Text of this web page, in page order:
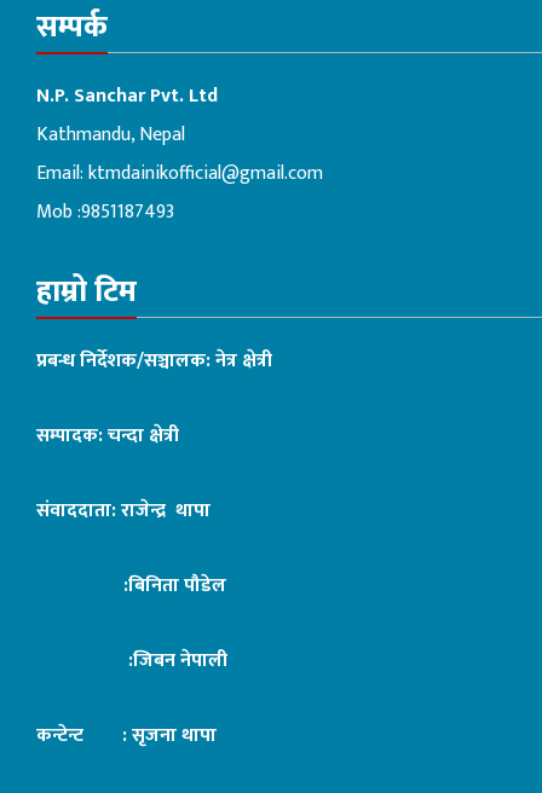
सम्पर्क
N.P. Sanchar Pvt. Ltd
Kathmandu, Nepal
Email:ktmdainikofficial@gmail.com
Mob :9851187493
हाम्रो टिम
प्रबन्ध निर्देशक/सञ्चालक: नेत्र क्षेत्री
सम्पादक: चन्दा क्षेत्री
संवाददाता: राजेन्द्र थापा
:बिनिता पौडेल
:जिबन नेपाली
कन्टेन्ट : सृजना थापा